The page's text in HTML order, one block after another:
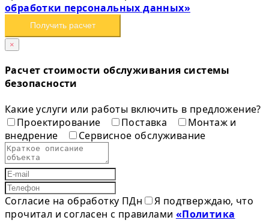
обработки персональных данных»
Получить расчет
×
Расчет стоимости обслуживания системы
безопасности
Какие услуги или работы включить в предложение?
Проектирование
Поставка
Монтаж и
внедрение
Сервисное обслуживание
Согласие на обработку ПДн
Я подтверждаю, что
прочитал и согласен с правилами «Политика